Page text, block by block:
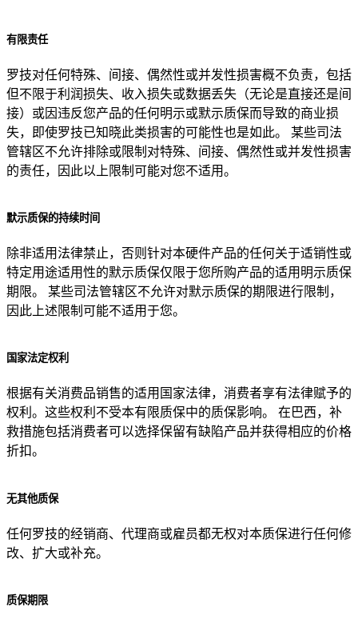
有限责任
罗技对任何特殊、间接、偶然性或并发性损害概不负责，包括
但不限于利润损失、收入损失或数据丢失（无论是直接还是间
接）或因违反您产品的任何明示或默示质保而导致的商业损
失，即使罗技已知晓此类损害的可能性也是如此。 某些司法
管辖区不允许排除或限制对特殊、间接、偶然性或并发性损害
的责任，因此以上限制可能对您不适用。
默示质保的持续时间
除非适用法律禁止，否则针对本硬件产品的任何关于适销性或
特定用途适用性的默示质保仅限于您所购产品的适用明示质保
期限。 某些司法管辖区不允许对默示质保的期限进行限制，
因此上述限制可能不适用于您。
国家法定权利
根据有关消费品销售的适用国家法律，消费者享有法律赋予的
权利。这些权利不受本有限质保中的质保影响。 在巴西，补
救措施包括消费者可以选择保留有缺陷产品并获得相应的价格
折扣。
无其他质保
任何罗技的经销商、代理商或雇员都无权对本质保进行任何修
改、扩大或补充。
质保期限